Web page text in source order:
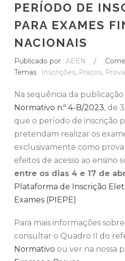
PERÍODO DE
PARA EXAMES
NACIONAIS
Publicado por AEEN /
Temas
Inscrições, Prazos,
Na sequência da publicação
Normativo n.º 4-B/2023, de
que o período de inscrição
pretendam realizar os
exclusivamente como prova
efeitos de acesso ao ensino
entre os dias 4 e 17 de
Plataforma de Inscrição
Exames (PIEPE)
Para mais informações
consultar o Quadro II do
Normativo ou ver na nossa